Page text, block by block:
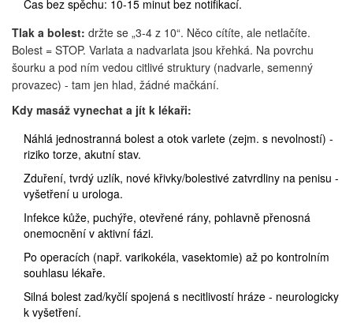
Čas bez spěchu: 10-15 minut bez notifikací.
Tlak a bolest: držte se „3-4 z 10“. Něco cítíte, ale netlačíte.
Bolest = STOP. Varlata a nadvarlata jsou křehká. Na povrchu
šourku a pod ním vedou citlivé struktury (nadvarle, semenný
provazec) - tam jen hlad, žádné mačkání.
Kdy masáž vynechat a jít k lékaři:
Náhlá jednostranná bolest a otok varlete (zejm. s nevolností) -
riziko torze, akutní stav.
Zduření, tvrdý uzlík, nové křivky/bolestivé zatvrdliny na penisu -
vyšetření u urologa.
Infekce kůže, puchýře, otevřené rány, pohlavně přenosná
onemocnění v aktivní fázi.
Po operacích (např. varikokéla, vasektomie) až po kontrolním
souhlasu lékaře.
Silná bolest zad/kyčlí spojená s necitlivostí hráze - neurologicky
k vyšetření.